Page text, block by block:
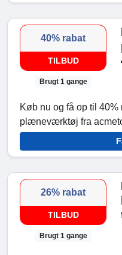
40% rabat
TILBUD
Brugt 1 gange
Køb nu og få op til 40%
plæneværktøj fra
26% rabat
TILBUD
Brugt 1 gange